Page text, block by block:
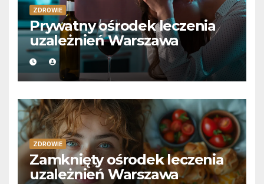
ZDROWIE
Prywatny ośrodek leczenia
uzależnień Warszawa
ZDROWIE
Zamknięty ośrodek leczenia
uzależnień Warszawa